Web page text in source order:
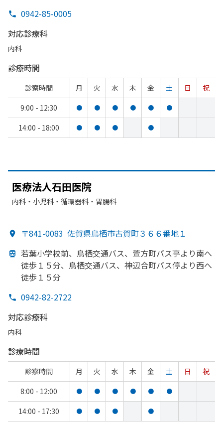
0942-85-0005
対応診療科
内科
診療時間
診察時間 月 火 水 木 金 土 日
祝
9:00 - 12:30
● ● ● ● ● ●
14:00 - 18:00 ● ● ● ●
医療法人石田医院
内科・​小児科・​循環器科・​胃腸科
〒841-0083 佐賀県鳥栖市古賀町３６６番地１
若葉小学校前、 鳥栖交通バス、 萱方町バス亭より南へ
徒歩１５分、 鳥栖交通バス、 神辺合町バス停より西へ
徒歩１５分
0942-82-2722
対応診療科
内科
診療時間
診察時間 月 火 水 木 金 土 日
祝
8:00 - 12:00
● ● ● ● ● ●
14:00 - 17:30 ● ● ● ●